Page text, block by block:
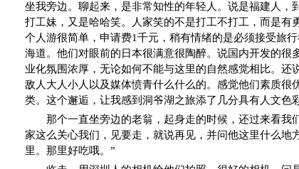
坐我旁边。聊起来，是非常知性的年轻人。说是福建人，
打工妹，又是哈哈笑。人家笑的不是打工不打工，而是有
个人游很简单，申请费1千元，稍有情绪的是必须接受旅
海道。他们对眼前的日本很满意很陶醉。说国内开发的很
业化氛围浓厚，无论如何不能与这里的自然感觉相比。还
敌人大人小人以及媒体愤青什么什么的。感觉他们素质很
类。这个邂逅，让我感到洞爷湖之旅添了几分具有人文色
那个一直坐旁边的老翁，起身走的时候，还过来看我
家这么关心我们，见要走，就说再见，并问他这里什么地
里。那里好吃哦。”